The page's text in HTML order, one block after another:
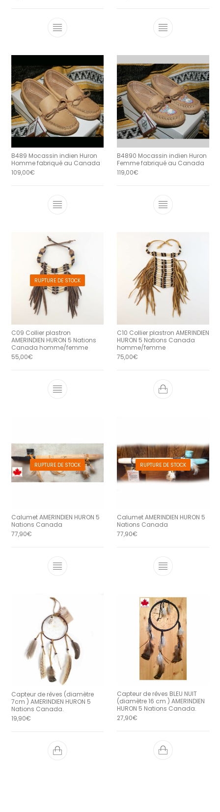
Ce produit a plusieurs variations.
Ce produit a
B489 Mocassin indien Huron
Homme fabriqué au Canada
109,00€
Ce produit a plusieurs variations.
B4890 Mocassin indien Huron
Femme fabriqué au Canada
119,00€
Ce produit a
RUPTURE DE STOCK
C09 Collier plastron
AMERINDIEN HURON 5 Nations
Canada homme/femme
55,00€
C10 Collier plastron AMERINDIEN
HURON 5 Nations Canada
homme/femme
75,00€
RUPTURE DE STOCK
Calumet AMERINDIEN HURON 5
Nations Canada
77,90€
RUPTURE DE STOCK
Calumet AMERINDIEN HURON 5
Nations Canada
77,90€
Capteur de rêves (diamètre
7cm ) AMERINDIEN HURON 5
Nations Canada.
19,90€
Capteur de rêves BLEU NUIT
(diamètre 16 cm ) AMERINDIEN
HURON 5 Nations Canada.
27,90€